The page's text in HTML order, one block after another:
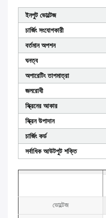
ইনপুট ভোল্টেজ
চার্জিং সংযোগকারী
বর্তমান অপশন
ঘনত্ব
অপারেটিং তাপমাত্রা
জলরোধী
স্ক্রিনের আকার
স্ক্রিন উপাদান
চার্জিং কর্ড
সর্বাধিক আউটপুট শক্তি
ভোল্টেজ